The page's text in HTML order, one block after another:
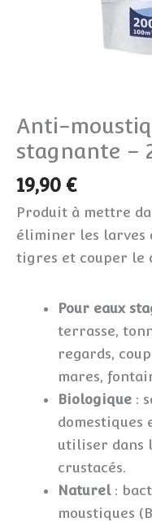
Anti-
stagnante –
19,90 €
Produit à mettre
éliminer les larves
tigres et couper le
Pour eaux
terrasse,
regards,
mares,
Biologique :
domestiques
utiliser dans
crustacés.
Naturel:
moustiques